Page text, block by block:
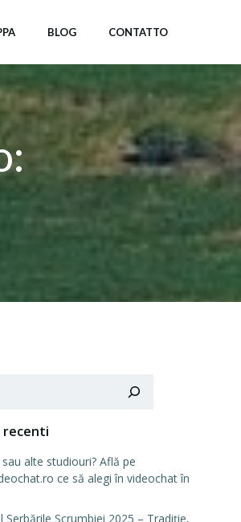
BLOG CONTATTO
alte studiouri? Află pe
ce să alegi în videochat în
Serbările Scrumbiei 2025 – Tradiție,